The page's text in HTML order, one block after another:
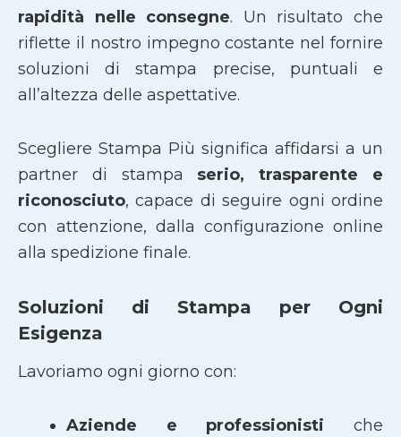
rapidità nelle consegne. Un risultato che
riflette il nostro impegno costante nel fornire
soluzioni di stampa precise, puntuali e
all’altezza delle aspettative.
Scegliere Stampa Più significa affidarsi a un
partner di stampa serio, trasparente e
riconosciuto, capace di seguire ogni ordine
con attenzione, dalla configurazione online
alla spedizione finale.
Soluzioni di Stampa per Ogni
Esigenza
Lavoriamo ogni giorno con:
Aziende e professionisti che